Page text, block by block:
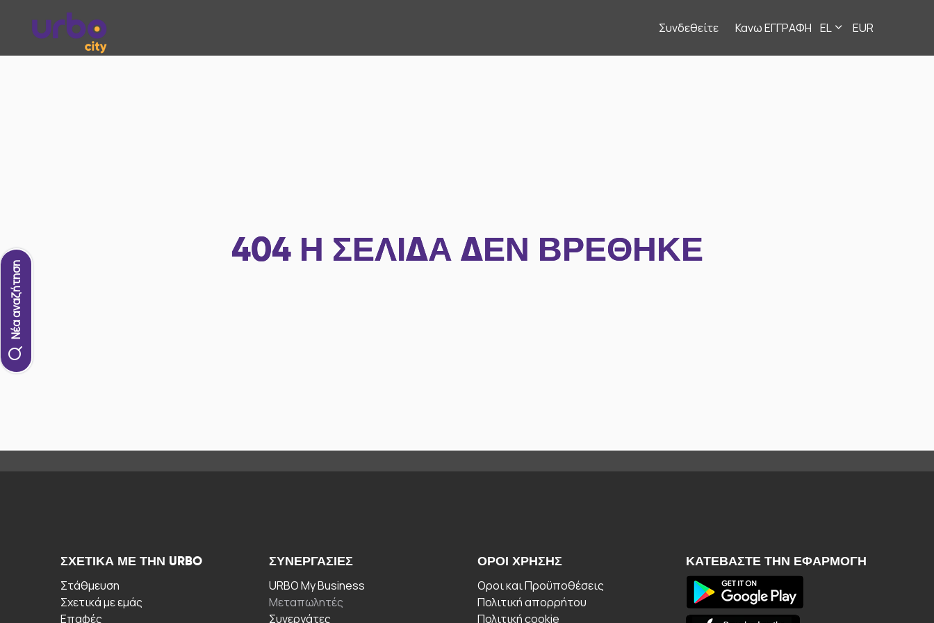
Συνδεθείτε Κανω ΕΓΓΡΑΦΗ EL EUR
Νέα αναζήτηση
404 Η ΣΕΛΊΔΑ ΔΕΝ ΒΡΈΘΗΚΕ
ΣΧΕΤΙΚΆ ΜΕ ΤΗΝ URBO
Στάθμευση
Σχετικά με εμάς
Επαφές
ΣΥΝΕΡΓΑΣΊΕΣ
URBO My Business
Μεταπωλητές
Συνεργάτες
ΟΡΟΙ ΧΡΉΣΗΣ
Οροι και Προϋποθέσεις
Πολιτική απορρήτου
Πολιτική cookie
ΚΑΤΕΒΆΣΤΕ ΤΗΝ ΕΦΑΡΜΟΓΉ